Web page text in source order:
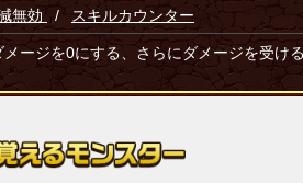
無効 / スキルカウンター
ージを0にする、さらにダメージを受け